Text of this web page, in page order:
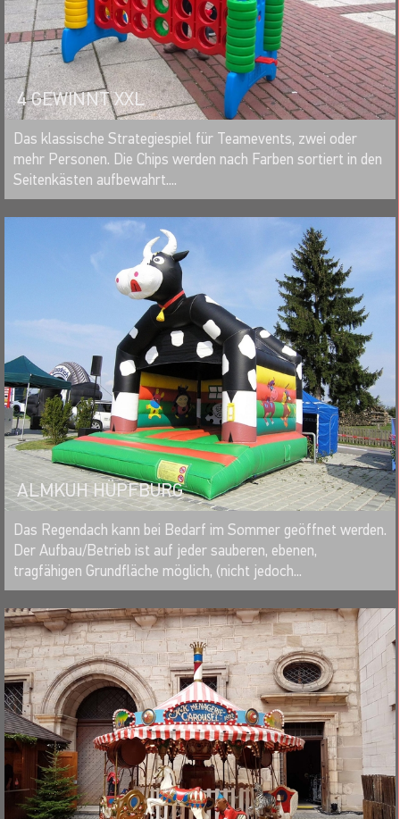
4 GEWINNT XXL
MERKEN
Das klassische Strategiespiel für Teamevents, zwei oder
mehr Personen. Die Chips werden nach Farben sortiert in den
Seitenkästen aufbewahrt....
ALMKUH HÜPFBURG
MERKEN
Das Regendach kann bei Bedarf im Sommer geöffnet werden.
Der Aufbau/Betrieb ist auf jeder sauberen, ebenen,
tragfähigen Grundfläche möglich, (nicht jedoch...